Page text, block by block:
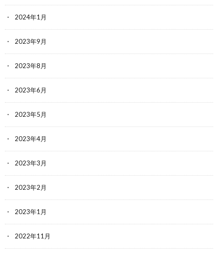
2024年1月
2023年9月
2023年8月
2023年6月
2023年5月
2023年4月
2023年3月
2023年2月
2023年1月
2022年11月